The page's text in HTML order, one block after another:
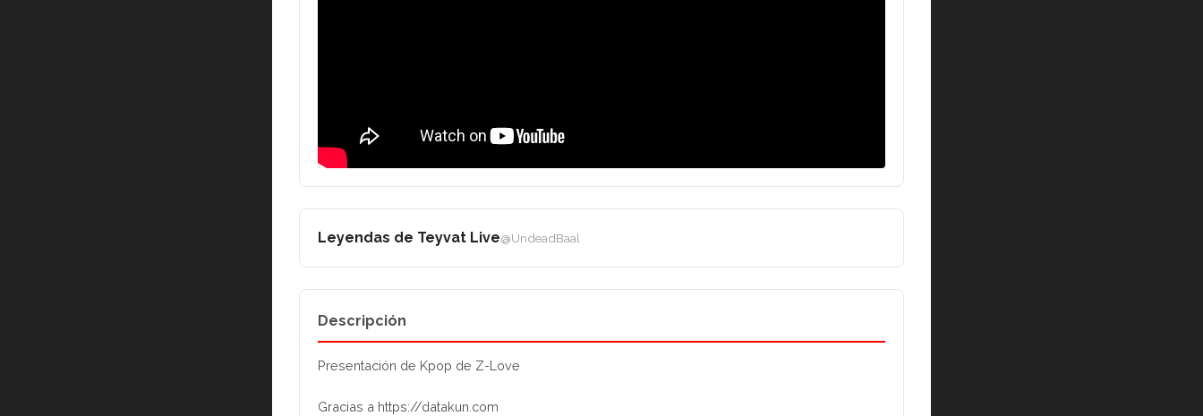
Leyendas de Teyvat Live@UndeadBaal
Descripción
Presentación de Kpop de Z-Love
Gracias a https://datakun.com